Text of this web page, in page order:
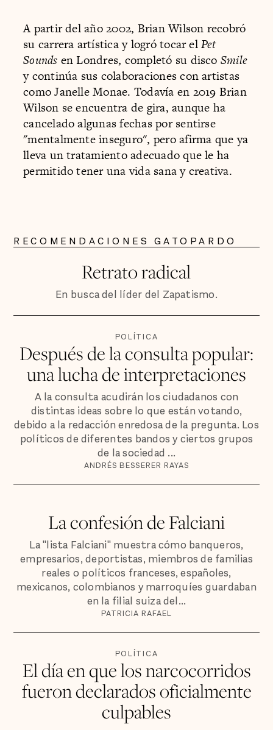
A partir del año 2002, Brian Wilson recobró
su carrera artística y logró tocar elPet
Sounds en Londres, completó su disco Smile
y continúa sus colaboraciones con artistas
como Janelle Monae. Todavía en 2019 Brian
Wilson se encuentra de gira, aunque ha
cancelado algunas fechas por sentirse
"mentalmente inseguro", pero afirma que ya
lleva un tratamiento adecuado que le ha
permitido tener una vida sana y creativa.
RECOMENDACIONES GATOPARDO
Retrato radical
En busca del líder del Zapatismo.
POLÍTICA
Después de la consulta popular:
una lucha de interpretaciones
A la consulta acudirán los ciudadanos con
distintas ideas sobre lo que están votando,
debido a la redacción enredosa de la pregunta. Los
políticos de diferentes bandos y ciertos grupos
de la sociedad ...
ANDRÉS BESSERER RAYAS
La confesión de Falciani
La "lista Falciani" muestra cómo banqueros,
empresarios, deportistas, miembros de familias
reales o políticos franceses, españoles,
mexicanos, colombianos y marroquíes guardaban
en la filial suiza del...
PATRICIA RAFAEL
POLÍTICA
El día en que los narcocorridos
fueron declarados oficialmente
culpables